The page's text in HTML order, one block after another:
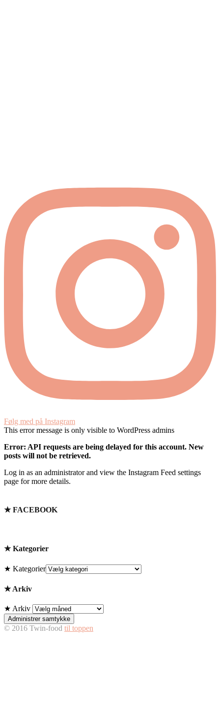
Følg med på Instagram
This error message is only visible to WordPress admins
Error: API requests are being delayed for this account. New
posts will not be retrieved.
Log in as an administrator and view the Instagram Feed settings
page for more details.
★ FACEBOOK
★ Kategorier
★ Kategorier
★ Arkiv
★ Arkiv
Administrer samtykke
© 2016 Twin-food til toppen